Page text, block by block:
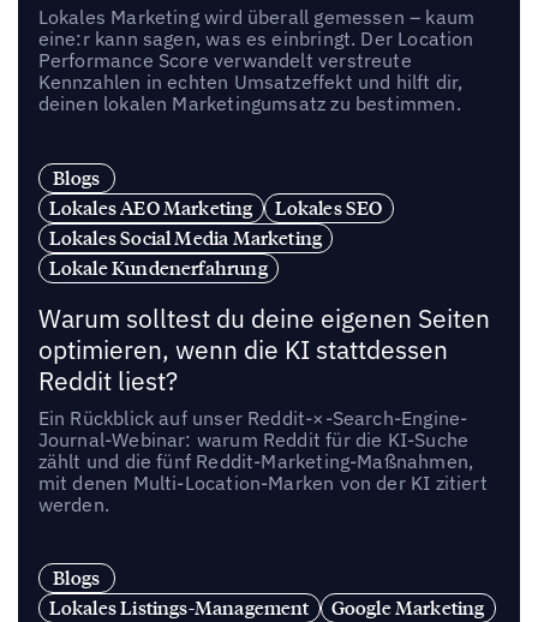
Lokales Marketing wird überall gemessen – kaum
eine:r kann sagen, was es einbringt. Der Location
Performance Score verwandelt verstreute
Kennzahlen in echten Umsatzeffekt und hilft dir,
deinen lokalen Marketingumsatz zu bestimmen.
Blogs
Lokales AEO Marketing
Lokales SEO
Lokales Social Media Marketing
Lokale Kundenerfahrung
Warum solltest du deine eigenen Seiten
optimieren, wenn die KI stattdessen
Reddit liest?
Ein Rückblick auf unser Reddit-×-Search-Engine-
Journal-Webinar: warum Reddit für die KI-Suche
zählt und die fünf Reddit-Marketing-Maßnahmen,
mit denen Multi-Location-Marken von der KI zitiert
werden.
Blogs
Lokales Listings-Management
Google Marketing